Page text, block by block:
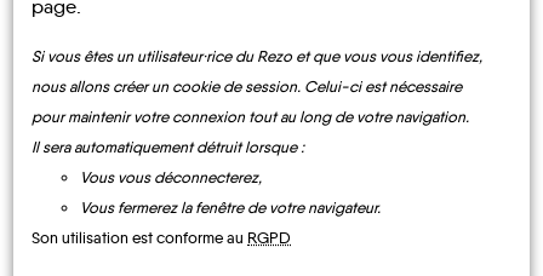
Les infosMOBILITE
BUS
page.
Si vous êtes un utilisateur·rice du Rezo et que vous vous identifiez,
nous allons créer un cookie de session. Celui-ci est nécessaire
pour maintenir votre connexion tout au long de votre navigation.
Il sera automatiquement détruit lorsque :
Vous vous déconnecterez,
Vous fermerez la fenêtre de votre navigateur.
Son utilisation est conforme au RGPD